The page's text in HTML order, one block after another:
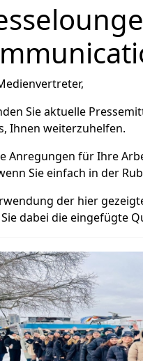
Sie aktuelle
Ihnen weiterzuhelfen.
Anregungen für Ihre
Sie einfach in der
der hier
dabei die eingefügte